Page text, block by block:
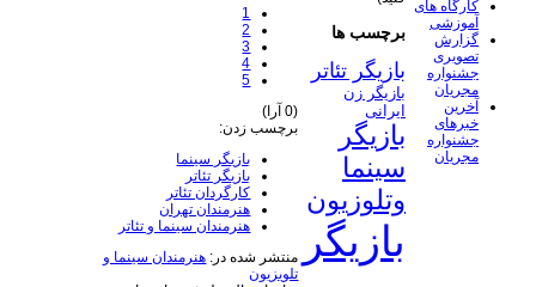
1
2
3
4
5
(0 آرا)
برچسب زدن:
بازیگر سینما
بازیگر تئاتر
کارگردان تئاتر
هنرمندان تهران
هنرمندان سینما و تئاتر
منتشر شده در: هنرمندان سینما و
تلویزیون
برچسب ها
بازیگر تئاتر
بازیگر زن
ایرانی
بازیگر
سینما
وتلوزیون
بازیگر
کارگاه های
آموزشی
گزارش
تصویری
جشنواره
مجریان
آخرین
خبرهای
جشنواره
مجریان